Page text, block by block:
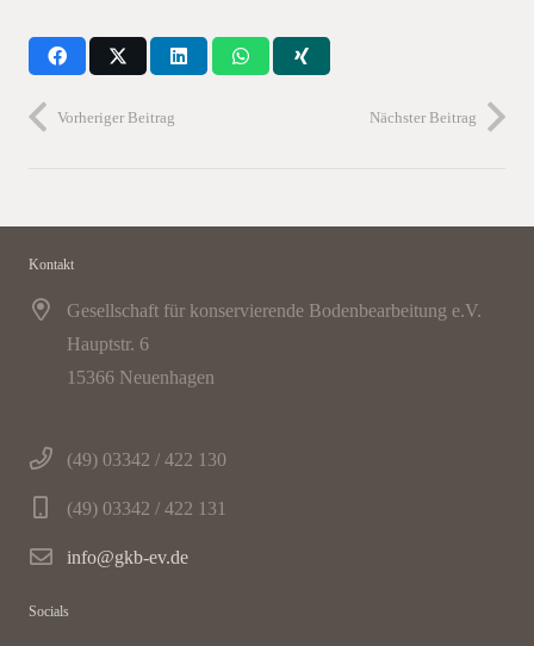
Vorheriger Beitrag Nächster Beitrag
Kontakt
Gesellschaft für konservierende Bodenbearbeitung e.V.
Hauptstr. 6
15366 Neuenhagen
(49) 03342 / 422 130
(49) 03342 / 422 131
info@gkb-ev.de
Socials